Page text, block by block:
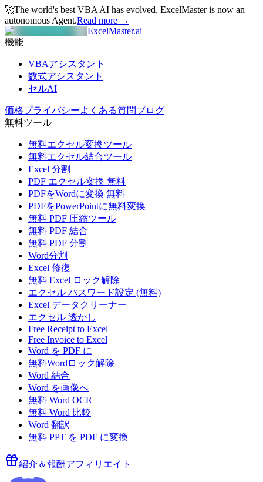
🚀The world's best VBA AI has evolved. ExcelMaster is now an
autonomous Agent.Read more →
ExcelMaster.ai
機能
VBAアシスタント
数式アシスタント
セルAI
価格プライバシーよくある質問ブログ
無料ツール
無料エクセル変換ツール
無料エクセル結合ツール
Excel 分割
PDF エクセル変換 無料
PDFをWordに変換 無料
PDFをPowerPointに無料変換
無料 PDF 圧縮ツール
無料 PDF 結合
無料 PDF 分割
Word分割
Excel 修復
無料 Excel ロック解除
エクセル パスワード設定 (無料)
Excel データクリーナー
エクセル 透かし
Free Receipt to Excel
Free Invoice to Excel
Word を PDF に
無料Wordロック解除
Word 結合
Word を画像へ
無料 Word OCR
無料 Word 比較
Word 翻訳
無料 PPT を PDF に変換
紹介＆報酬アフィリエイト